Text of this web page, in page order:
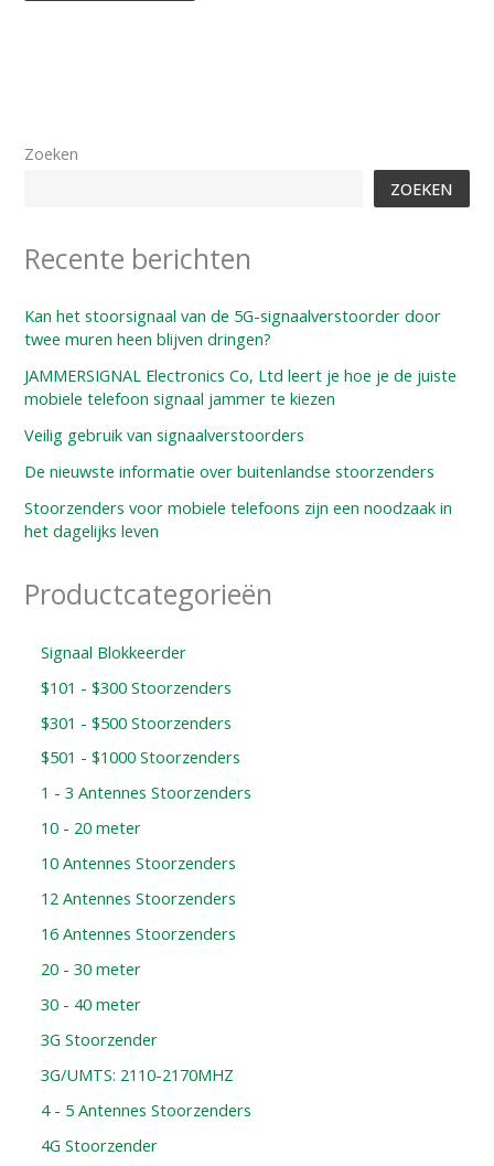
Zoeken
ZOEKEN
Recente berichten
Kan het stoorsignaal van de 5G-signaalverstoorder door
twee muren heen blijven dringen?
JAMMERSIGNAL Electronics Co, Ltd leert je hoe je de juiste
mobiele telefoon signaal jammer te kiezen
Veilig gebruik van signaalverstoorders
De nieuwste informatie over buitenlandse stoorzenders
Stoorzenders voor mobiele telefoons zijn een noodzaak in
het dagelijks leven
Productcategorieën
Signaal Blokkeerder
$101 - $300 Stoorzenders
$301 - $500 Stoorzenders
$501 - $1000 Stoorzenders
1 - 3 Antennes Stoorzenders
10 - 20 meter
10 Antennes Stoorzenders
12 Antennes Stoorzenders
16 Antennes Stoorzenders
20 - 30 meter
30 - 40 meter
3G Stoorzender
3G/UMTS: 2110-2170MHZ
4 - 5 Antennes Stoorzenders
4G Stoorzender